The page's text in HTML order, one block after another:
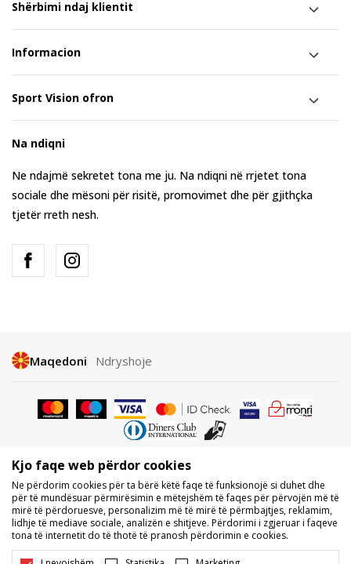
Shërbimi ndaj klientit
Informacion
Sport Vision ofron
Na ndiqni
Ne ndajmë sekretet tona me ju. Na ndiqni në rrjetet tona
sociale dhe mësoni për risitë, promovimet dhe për gjithçka
tjetër rreth nesh.
Maqedoni Ndryshoje
Nuk lejohet shkarkimi ose përdorimi i përmbajtjes nga faqet e internetit
të BDS.MK, pjesërisht ose tërësisht, dhe i referohet logove, markave
tregtare, përmbajtjes komerciale, as caktimi i tyre palëve të treta,
publikimi i tyre publikisht ose përdorimi i tyre për ndonjë për qëllime, pa
pëlqimin me shkrim të BDS.MK DOOEL.
Ne përpiqemi të jemi sa më të saktë në përshkrimin e produktit, foton
dhe vetë çmimin, por nuk mund të garantojmë që të gjitha informacionet
Kjo faqe web përdor cookies
Ne përdorim cookies për ta bërë këtë faqe të funksionojë si duhet dhe
për të mundësuar përmirësimin e mëtejshëm të faqes për përvojën më të
mirë të përdoruesve, personalizim më të mirë të përmbajtjes, reklamim,
lidhje të mediave sociale, analizën e shitjeve. Përdorimi i zgjeruar i faqeve
tona të internetit do të thotë të pranosh përdorimin e cookies.